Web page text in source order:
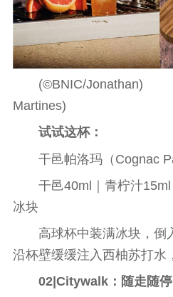
(©BNIC/
Martines)
试试这杯：
干邑帕洛玛（Cognac
干邑40ml｜青柠汁
冰块
高球杯中装满冰块，倒
沿杯壁缓缓注入西柚苏打水
02|Citywalk：随走随